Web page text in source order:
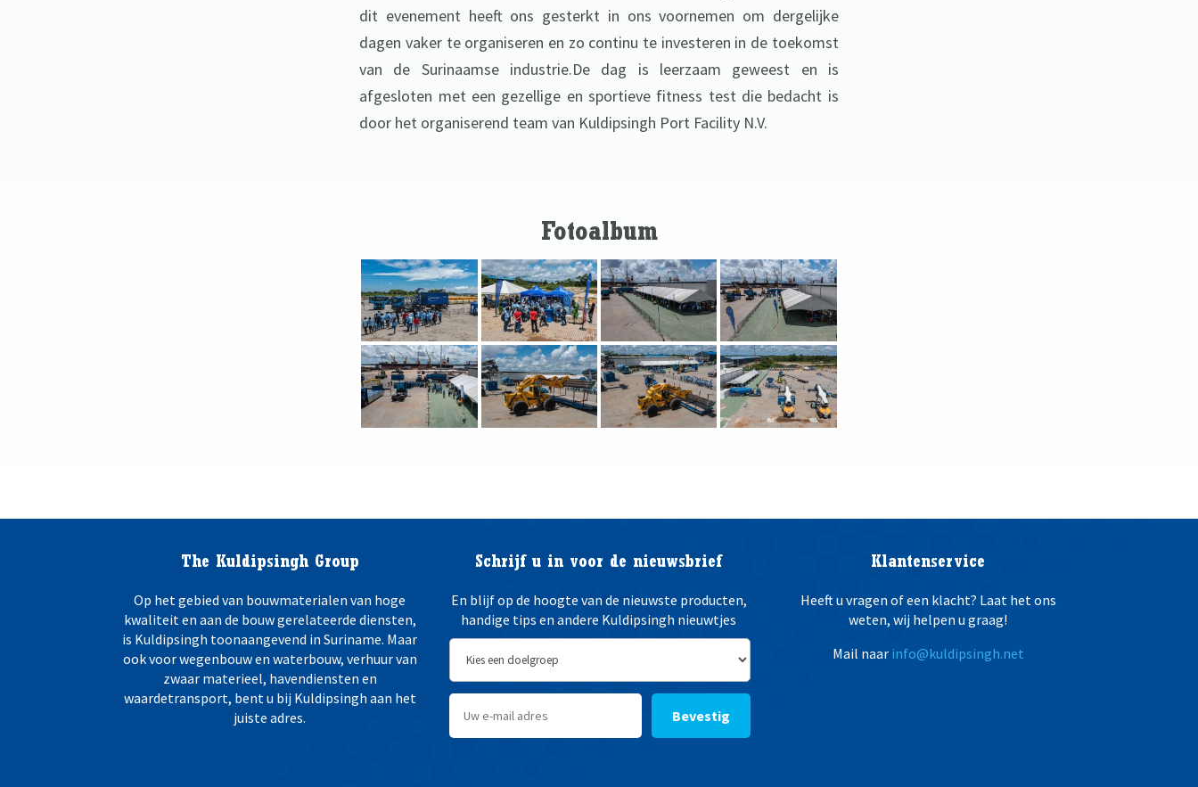
dit evenement heeft ons gesterkt in ons voornemen om dergelijke
dagen vaker te organiseren en zo continu te investeren in de toekomst
van de Surinaamse industrie.De dag is leerzaam geweest en is
afgesloten met een gezellige en sportieve fitness test die bedacht is
door het organiserend team van Kuldipsingh Port Facility N.V.
Fotoalbum
The Kuldipsingh Group
Op het gebied van bouwmaterialen van hoge
kwaliteit en aan de bouw gerelateerde diensten,
is Kuldipsingh toonaangevend in Suriname. Maar
ook voor wegenbouw en waterbouw, verhuur van
zwaar materieel, havendiensten en
waardetransport, bent u bij Kuldipsingh aan het
juiste adres.
Schrijf u in voor de nieuwsbrief
En blijf op de hoogte van de nieuwste producten,
handige tips en andere Kuldipsingh nieuwtjes
Bevestig
Klantenservice
Heeft u vragen of een klacht? Laat het ons
weten, wij helpen u graag!
Mail naar info@kuldipsingh.net